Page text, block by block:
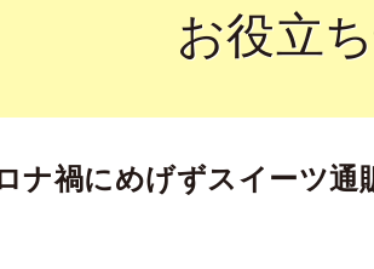
お役立
ナ禍にめげずスイーツ通